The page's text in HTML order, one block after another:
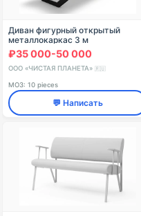
Диван фигурный открытый
металлокаркас 3 м
₽35 000-50 000
ООО «ЧИСТАЯ ПЛАНЕТА» 🇷🇺
МОЗ: 10 pieces
💬 Написать